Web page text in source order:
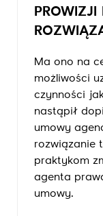
Ma ono na
możliwości
czynności
nastąpił
umowy
rozwiązanie
praktykom
agenta
umowy.